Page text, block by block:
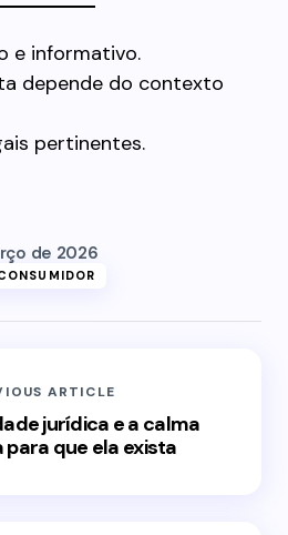
e informativo.
depende do contexto
pertinentes.
de 2026
ARTICLE
jurídica e a calma
que ela exista